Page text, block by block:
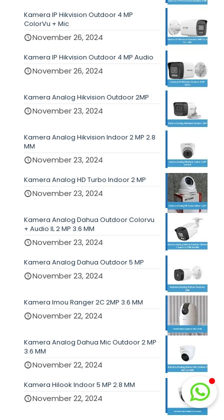
Kamera IP Hikvision Outdoor 4 MP
ColorVu + Mic
November 26, 2024
Kamera IP Hikvision Outdoor 4 MP Audio
November 26, 2024
Kamera Analog Hikvision Outdoor 2MP
November 23, 2024
Kamera Analog Hikvision Indoor 2 MP 2.8
MM
November 23, 2024
Kamera Analog HD Turbo Indoor 2 MP
November 23, 2024
Kamera Analog Dahua Outdoor Colorvu
+ Audio IL 2 MP 3.6 MM
November 23, 2024
Kamera Analog Dahua Outdoor 5 MP
November 23, 2024
Kamera Imou Ranger 2C 2MP 3.6 MM
November 22, 2024
Kamera Analog Dahua Mic Outdoor 2 MP
3.6 MM
November 22, 2024
Kamera Hilook Indoor 5 MP 2.8 MM
November 22, 2024